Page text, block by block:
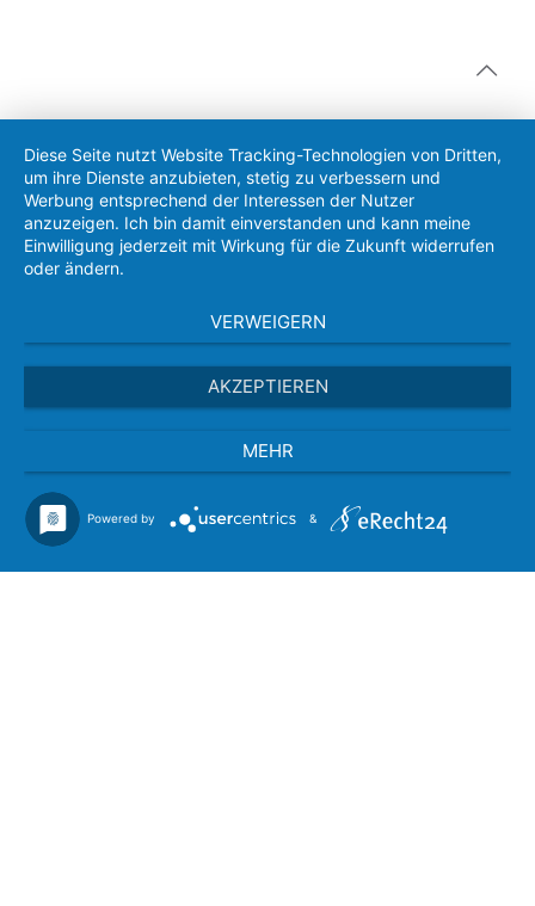
Diese Seite nutzt Website Tracking-Technologien von Dritten,
um ihre Dienste anzubieten, stetig zu verbessern und
Werbung entsprechend der Interessen der Nutzer
anzuzeigen. Ich bin damit einverstanden und kann meine
Einwilligung jederzeit mit Wirkung für die Zukunft widerrufen
oder ändern.
VERWEIGERN
AKZEPTIEREN
MEHR
Powered by &